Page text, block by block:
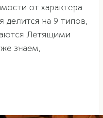
от характера
делится на 9 типов,
Летящими
знаем,